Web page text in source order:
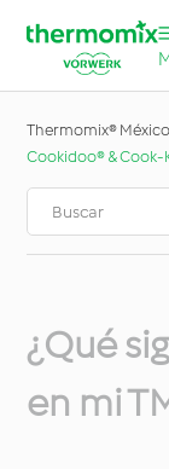
Thermomix® México
Cookidoo® & Cook-
¿Qué
en mi